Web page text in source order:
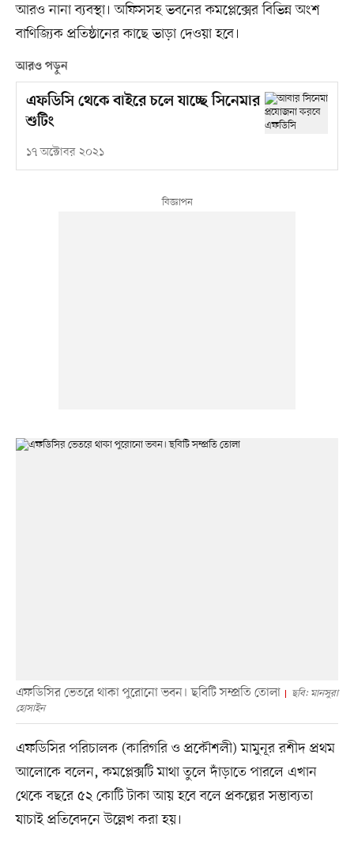
আরও নানা ব্যবস্থা। অফিসসহ ভবনের কমপ্লেক্সের বিভিন্ন অংশ
বাণিজ্যিক প্রতিষ্ঠানের কাছে ভাড়া দেওয়া হবে।
আরও পড়ুন
এফডিসি থেকে বাইরে চলে যাচ্ছে সিনেমার
শুটিং
১৭ অক্টোবর ২০২১
এফডিসির ভেতরে থাকা পুরোনো ভবন। ছবিটি সম্প্রতি তোলা
ছবি: মানসুরা
হোসাইন
এফডিসির পরিচালক (কারিগরি ও প্রকৌশলী) মামুনূর রশীদ প্রথম
আলোকে বলেন, কমপ্লেক্সটি মাথা তুলে দাঁড়াতে পারলে এখান
থেকে বছরে ৫২ কোটি টাকা আয় হবে বলে প্রকল্পের সম্ভাব্যতা
যাচাই প্রতিবেদনে উল্লেখ করা হয়।